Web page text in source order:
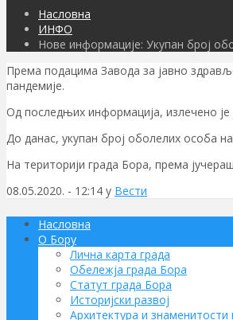
Насловна
ИНФО
Нове информације: Укупан број
Према подацима Завода за јавно
пандемије.
Од последњих информација, излечено
До данас, укупан број оболелих особа
На територији града Бора, према
08.05.2020. - 12:14 у Вести
Насловна
О Бору
Лична карта града
Обележја града Бора
Статут града Бора
Историјски развој
Архитектура и знаменитости